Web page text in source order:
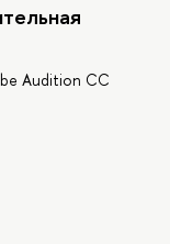
Audition CC